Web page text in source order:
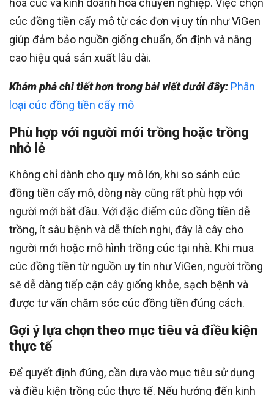
hoa cúc và kinh doanh hoa chuyên nghiệp. Việc chọn
cúc đồng tiền cấy mô từ các đơn vị uy tín như ViGen
giúp đảm bảo nguồn giống chuẩn, ổn định và nâng
cao hiệu quả sản xuất lâu dài.
Khám phá chi tiết hơn trong bài viết dưới đây: Phân
loại cúc đồng tiền cấy mô
Phù hợp với người mới trồng hoặc trồng
nhỏ lẻ
Không chỉ dành cho quy mô lớn, khi so sánh cúc
đồng tiền cấy mô, dòng này cũng rất phù hợp với
người mới bắt đầu. Với đặc điểm cúc đồng tiền dễ
trồng, ít sâu bệnh và dễ thích nghi, đây là cây cho
người mới hoặc mô hình trồng cúc tại nhà. Khi mua
cúc đồng tiền từ nguồn uy tín như ViGen, người trồng
sẽ dễ dàng tiếp cận cây giống khỏe, sạch bệnh và
được tư vấn chăm sóc cúc đồng tiền đúng cách.
Gợi ý lựa chọn theo mục tiêu và điều kiện
thực tế
Để quyết định đúng, cần dựa vào mục tiêu sử dụng
và điều kiện trồng cúc thực tế. Nếu hướng đến kinh